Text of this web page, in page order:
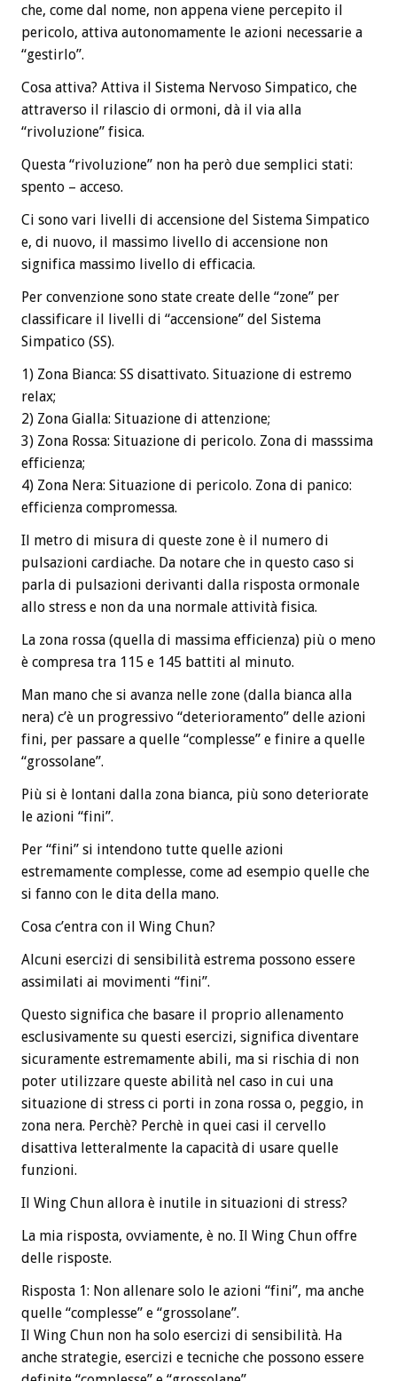
che, come dal nome, non appena viene percepito il
pericolo, attiva autonomamente le azioni necessarie a
“gestirlo”.
Cosa attiva? Attiva il Sistema Nervoso Simpatico, che
attraverso il rilascio di ormoni, dà il via alla
“rivoluzione” fisica.
Questa “rivoluzione” non ha però due semplici stati:
spento – acceso.
Ci sono vari livelli di accensione del Sistema Simpatico
e, di nuovo, il massimo livello di accensione non
significa massimo livello di efficacia.
Per convenzione sono state create delle “zone” per
classificare il livelli di “accensione” del Sistema
Simpatico (SS).
1) Zona Bianca: SS disattivato. Situazione di estremo
relax;
2) Zona Gialla: Situazione di attenzione;
3) Zona Rossa: Situazione di pericolo. Zona di masssima
efficienza;
4) Zona Nera: Situazione di pericolo. Zona di panico:
efficienza compromessa.
Il metro di misura di queste zone è il numero di
pulsazioni cardiache. Da notare che in questo caso si
parla di pulsazioni derivanti dalla risposta ormonale
allo stress e non da una normale attività fisica.
La zona rossa (quella di massima efficienza) più o meno
è compresa tra 115 e 145 battiti al minuto.
Man mano che si avanza nelle zone (dalla bianca alla
nera) c’è un progressivo “deterioramento” delle azioni
fini, per passare a quelle “complesse” e finire a quelle
“grossolane”.
Più si è lontani dalla zona bianca, più sono deteriorate
le azioni “fini”.
Per “fini” si intendono tutte quelle azioni
estremamente complesse, come ad esempio quelle che
si fanno con le dita della mano.
Cosa c’entra con il Wing Chun?
Alcuni esercizi di sensibilità estrema possono essere
assimilati ai movimenti “fini”.
Questo significa che basare il proprio allenamento
esclusivamente su questi esercizi, significa diventare
sicuramente estremamente abili, ma si rischia di non
poter utilizzare queste abilità nel caso in cui una
situazione di stress ci porti in zona rossa o, peggio, in
zona nera. Perchè? Perchè in quei casi il cervello
disattiva letteralmente la capacità di usare quelle
funzioni.
Il Wing Chun allora è inutile in situazioni di stress?
La mia risposta, ovviamente, è no. Il Wing Chun offre
delle risposte.
Risposta 1: Non allenare solo le azioni “fini”, ma anche
quelle “complesse” e “grossolane”.
Il Wing Chun non ha solo esercizi di sensibilità. Ha
anche strategie, esercizi e tecniche che possono essere